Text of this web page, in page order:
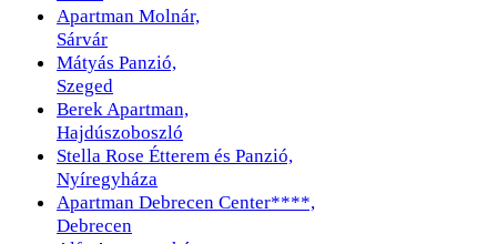
Apartman Molnár,
Sárvár
Mátyás Panzió,
Szeged
Berek Apartman,
Hajdúszoboszló
Stella Rose Étterem és Panzió,
Nyíregyháza
Apartman Debrecen Center****,
Debrecen